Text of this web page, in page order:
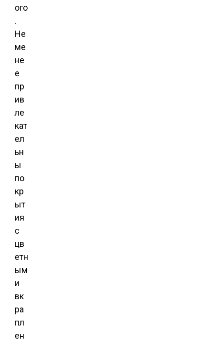
ого
.
Не
ме
не
е
пр
ив
ле
кат
ел
ьн
ы
по
кр
ыт
ия
с
цв
етн
ым
и
вк
ра
пл
ен